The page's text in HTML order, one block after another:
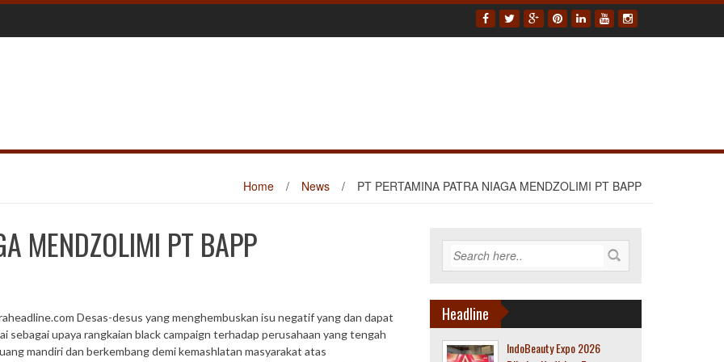
Home / News / PT PERTAMINA PATRA NIAGA MENDZOLIMI PT BAPP
MENDZOLIMI PT BAPP
Desas-desus yang menghembuskan isu negatif yang dan dapat
sebagai upaya rangkaian black campaign terhadap perusahaan yang tengah
mandiri dan berkembang demi kemashlatan masyarakat atas
Headline
IndoBeauty Expo 2026